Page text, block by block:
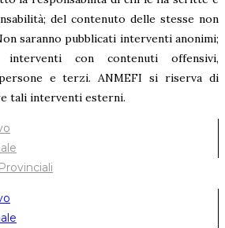
del contenuto delle stesse non
saranno pubblicati interventi anonimi;
con contenuti offensivi,
e terzi. ANMEFI si riserva di
tali interventi esterni.